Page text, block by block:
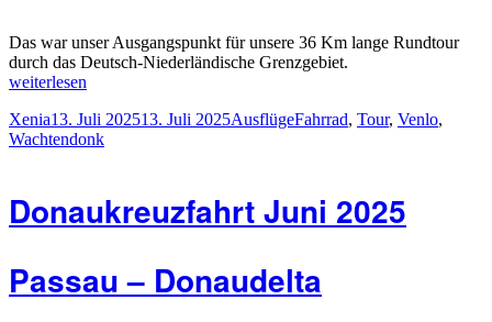
Das war unser Ausgangspunkt für unsere 36 Km lange Rundtour
durch das Deutsch-Niederländische Grenzgebiet.
„Knotenpunkt
–
Wachtendonk“
weiterlesen
Autor
XeniaVeröffentlicht
am
13. Juli 202513. Juli 2025Kategorien
AusflügeSchlagwörter
Fahrrad, Tour, Venlo,
Wachtendonk
Donaukreuzfahrt Juni 2025
Passau – Donaudelta